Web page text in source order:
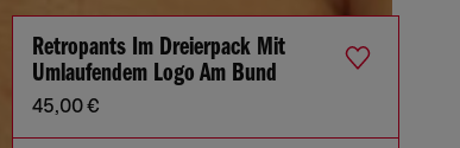
Retropants Im Dreierpack Mit
Umlaufendem Logo Am Bund
45,00 €